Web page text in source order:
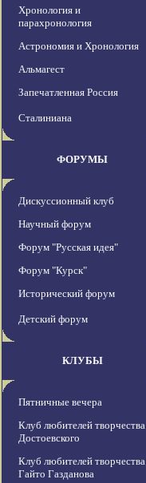
Хронология и
парахронология
Астрономия и Хронология
Альмагест
Запечатленная Россия
Сталиниана
ФОРУМЫ
Дискуссионный клуб
Научный форум
Форум "Русская идея"
Форум "Курск"
Исторический форум
Детский форум
КЛУБЫ
Пятничные вечера
Клуб любителей творчества
Достоевского
Клуб любителей творчества
Гайто Газданова